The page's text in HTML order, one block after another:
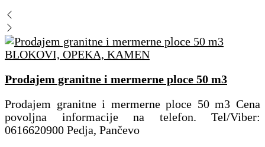
BLOKOVI, OPEKA, KAMEN
Prodajem granitne i mermerne ploce 50 m3
Prodajem granitne i mermerne ploce 50 m3 Cena
povoljna informacije na telefon. Tel/Viber:
0616620900 Pedja, Pančevo